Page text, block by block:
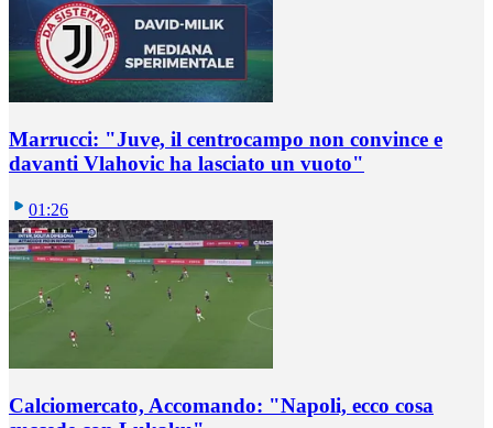
Marrucci: "Juve, il centrocampo non convince e
davanti Vlahovic ha lasciato un vuoto"
01:26
Calciomercato, Accomando: "Napoli, ecco cosa